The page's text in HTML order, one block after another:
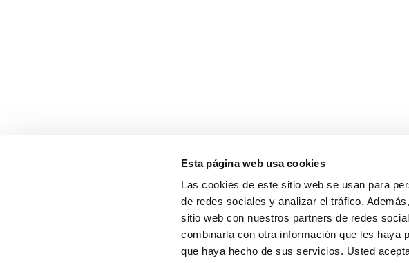
Esta página web usa cookies
Las cookies de este sitio web se usan para
de redes sociales y analizar el tráfico.
sitio web con nuestros partners de redes
combinarla con otra información que les haya
que haya hecho de sus servicios. Usted